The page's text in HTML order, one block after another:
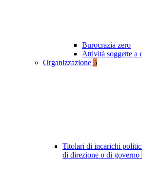
Burocrazia zero
Attività soggette a
Organizzazione 5
Titolari di incarichi
di direzione o di governo